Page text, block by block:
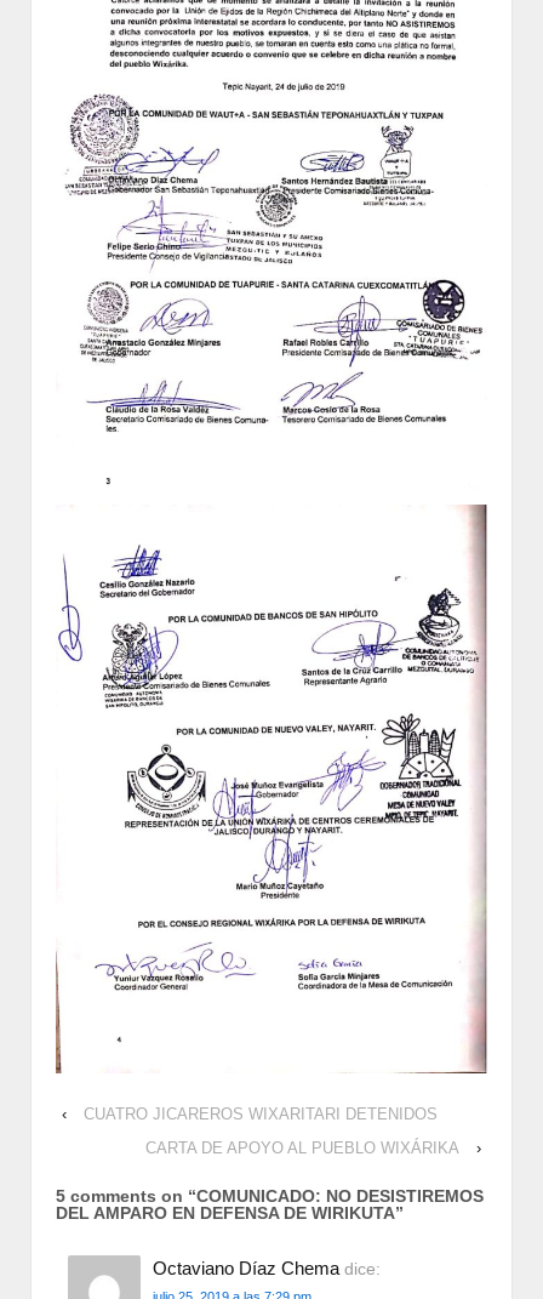
‹
CUATRO JICAREROS WIXARITARI DETENIDOS
CARTA DE APOYO AL PUEBLO WIXÁRIKA
›
5 comments on “COMUNICADO: NO DESISTIREMOS
DEL AMPARO EN DEFENSA DE WIRIKUTA”
Octaviano Díaz Chema dice: